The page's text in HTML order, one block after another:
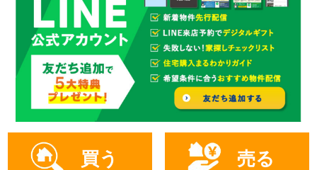
買う 売る